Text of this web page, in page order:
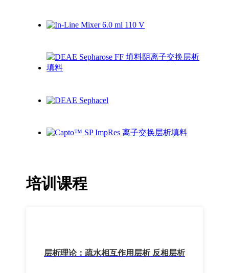
培训课程
层析理论：疏水相互作用层析 反相层析